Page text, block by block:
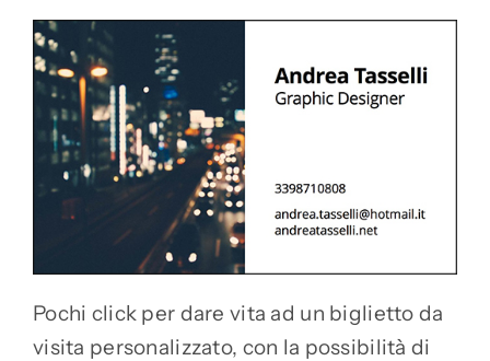
Pochi click per dare vita ad un biglietto da
visita personalizzato, con la possibilità di